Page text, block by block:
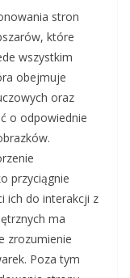
stron
które
wszystkim
obejmuje
oraz
o odpowiednie
przyciągnie
ich do interakcji z
ma
zrozumienie
Poza tym